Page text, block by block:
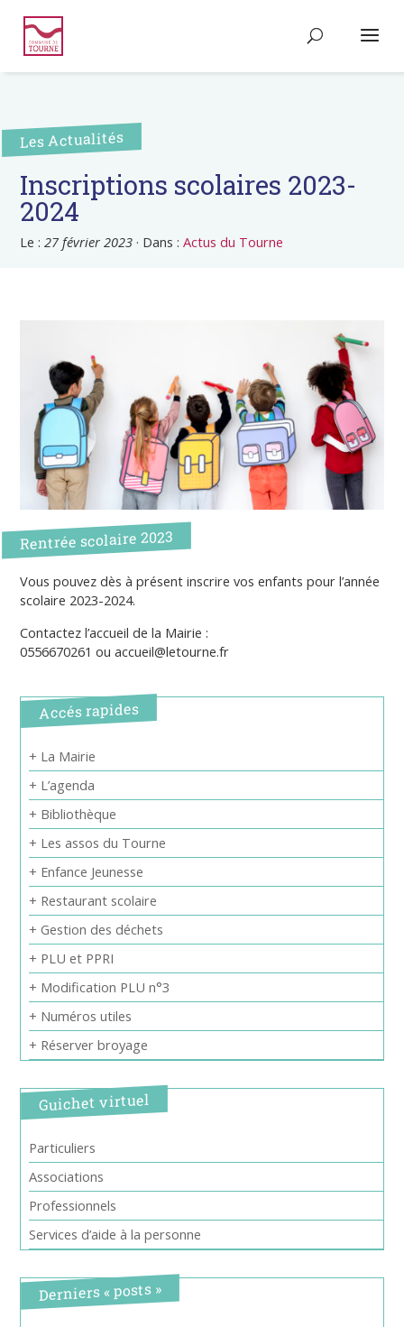
Les Actualités
Inscriptions scolaires 2023-
2024
Le :27 février 2023 · Dans :Actus du Tourne
Rentrée scolaire 2023
Vous pouvez dès à présent inscrire vos enfants pour l’année
scolaire 2023-2024.
Contactez l’accueil de la Mairie :
0556670261 ou accueil@letourne.fr
Accés rapides
+ La Mairie
+ L’agenda
+ Bibliothèque
+ Les assos du Tourne
+ Enfance Jeunesse
+ Restaurant scolaire
+ Gestion des déchets
+ PLU et PPRI
+ Modification PLU n°3
+ Numéros utiles
+ Réserver broyage
Guichet virtuel
Particuliers
Associations
Professionnels
Services d’aide à la personne
Derniers « posts »